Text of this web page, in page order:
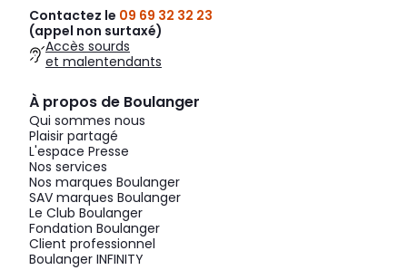
Contactez le 09 69 32 32 23
(appel non surtaxé)
Accès sourds
et malentendants
À propos de Boulanger
Qui sommes nous
Plaisir partagé
L'espace Presse
Nos services
Nos marques Boulanger
SAV marques Boulanger
Le Club Boulanger
Fondation Boulanger
Client professionnel
Boulanger INFINITY